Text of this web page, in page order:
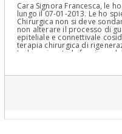
Cara Signora Francesca, le
lungo il 07-01-2013. Le ho
Chirurgica non si deve
non alterare il processo di
epiteliale e connettivale
terapia chirurgica di
Le ho spiegato la funzione
e del Curettage e Scaling e
tasche di 4-5 mm non sono
chiudersi solo col Curettage
mm sono un po' più serie
corrispondono a difetti
richiede una semplice